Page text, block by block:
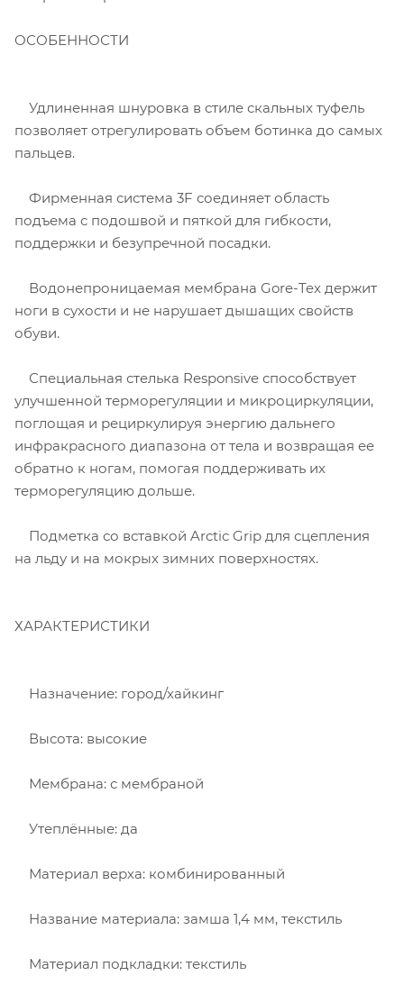
ОСОБЕННОСТИ
Удлиненная шнуровка в стиле скальных туфель
позволяет отрегулировать объем ботинка до самых
пальцев.
Фирменная система 3F соединяет область
подъема с подошвой и пяткой для гибкости,
поддержки и безупречной посадки.
Водонепроницаемая мембрана Gore-Tex держит
ноги в сухости и не нарушает дышащих свойств
обуви.
Специальная стелька Responsive способствует
улучшенной терморегуляции и микроциркуляции,
поглощая и рециркулируя энергию дальнего
инфракрасного диапазона от тела и возвращая ее
обратно к ногам, помогая поддерживать их
терморегуляцию дольше.
Подметка со вставкой Arctic Grip для сцепления
на льду и на мокрых зимних поверхностях.
ХАРАКТЕРИСТИКИ
Назначение: город/хайкинг
Высота: высокие
Мембрана: с мембраной
Утеплённые: да
Материал верха: комбинированный
Название материала: замша 1,4 мм, текстиль
Материал подкладки: текстиль